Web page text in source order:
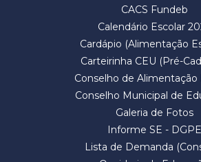
CACS Fundeb
Calendário Escolar
Cardápio (Alimentação
Carteirinha CEU (Pré-
Conselho de Alimentação
Conselho Municipal de
Galeria de Fotos
Informe SE - DGPE
Lista de Demanda